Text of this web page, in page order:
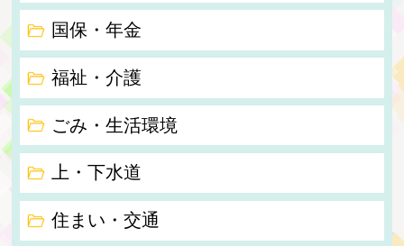
国保・年金
福祉・介護
ごみ・生活環境
上・下水道
住まい・交通